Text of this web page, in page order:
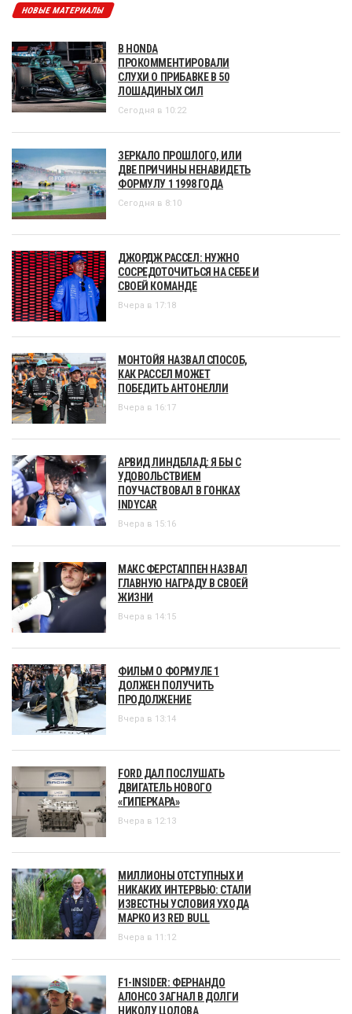
НОВЫЕ МАТЕРИАЛЫ
В HONDA
ПРОКОММЕНТИРОВАЛИ
СЛУХИ О ПРИБАВКЕ В 50
ЛОШАДИНЫХ СИЛ
Сегодня в 10:22
ЗЕРКАЛО ПРОШЛОГО, ИЛИ
ДВЕ ПРИЧИНЫ НЕНАВИДЕТЬ
ФОРМУЛУ 1 1998 ГОДА
Сегодня в 8:10
ДЖОРДЖ РАССЕЛ: НУЖНО
СОСРЕДОТОЧИТЬСЯ НА СЕБЕ И
СВОЕЙ КОМАНДЕ
Вчера в 17:18
МОНТОЙЯ НАЗВАЛ СПОСОБ,
КАК РАССЕЛ МОЖЕТ
ПОБЕДИТЬ АНТОНЕЛЛИ
Вчера в 16:17
АРВИД ЛИНДБЛАД: Я БЫ С
УДОВОЛЬСТВИЕМ
ПОУЧАСТВОВАЛ В ГОНКАХ
INDYCAR
Вчера в 15:16
МАКС ФЕРСТАППЕН НАЗВАЛ
ГЛАВНУЮ НАГРАДУ В СВОЕЙ
ЖИЗНИ
Вчера в 14:15
ФИЛЬМ О ФОРМУЛЕ 1
ДОЛЖЕН ПОЛУЧИТЬ
ПРОДОЛЖЕНИЕ
Вчера в 13:14
FORD ДАЛ ПОСЛУШАТЬ
ДВИГАТЕЛЬ НОВОГО
«ГИПЕРКАРА»
Вчера в 12:13
МИЛЛИОНЫ ОТСТУПНЫХ И
НИКАКИХ ИНТЕРВЬЮ: СТАЛИ
ИЗВЕСТНЫ УСЛОВИЯ УХОДА
МАРКО ИЗ RED BULL
Вчера в 11:12
F1-INSIDER: ФЕРНАНДО
АЛОНСО ЗАГНАЛ В ДОЛГИ
НИКОЛУ ЦОЛОВА